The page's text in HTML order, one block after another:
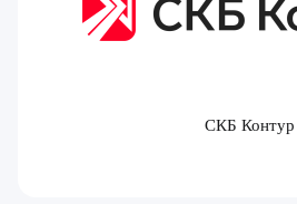
СКБ Контур